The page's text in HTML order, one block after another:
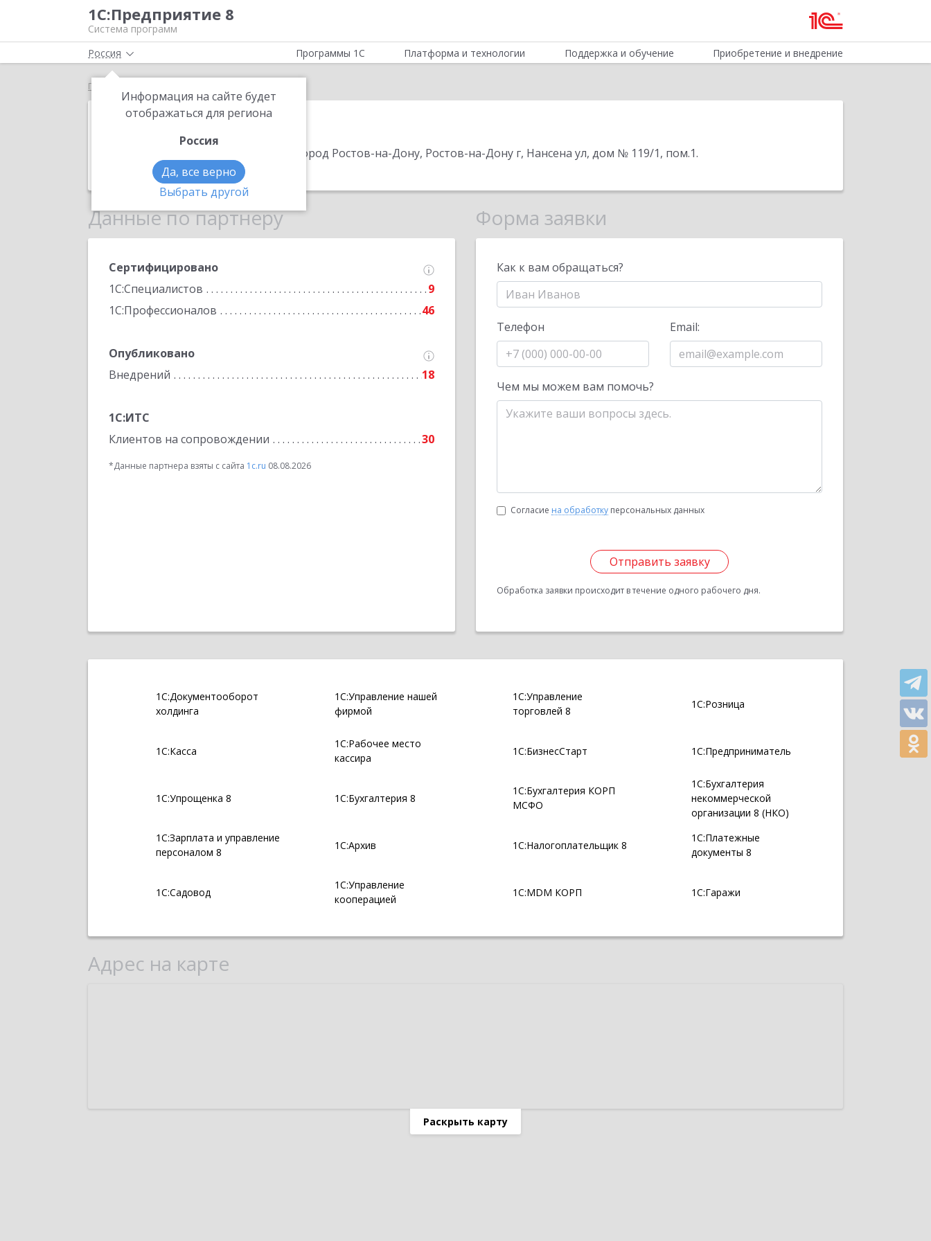
1С:Предприятие 8
Система программ
Россия
Информация на сайте будет
отображаться для региона
Россия
Да, все верно
Выбрать другой
Программы 1С Платформа и технологии Поддержка и обучение Приобретение и внедрение
Главная
Регион-Софт
344038, Ростовская обл, г.о. город Ростов-на-Дону, Ростов-на-Дону г, Нансена ул, дом № 119/1, пом.1.
Телефон: (863) 310-0345
Данные по партнеру
Сертифицировано
1С:Специалистов
9
1С:Профессионалов
46
Опубликовано
Внедрений
18
1С:ИТС
Клиентов на сопровождении
30
*Данные партнера взяты с сайта 1c.ru 08.08.2026
Форма заявки
Как к вам обращаться?
Телефон Email:
Чем мы можем вам помочь?
Согласие на обработку персональных данных
Отправить заявку
Обработка заявки происходит в течение одного рабочего дня.
1С:Документооборот
холдинга
1С:Управление нашей
фирмой
1С:Управление
торговлей 8
1С:Розница
1С:Касса
1С:Рабочее место
кассира
1С:БизнесСтарт 1С:Предприниматель
1С:Упрощенка 8 1С:Бухгалтерия 8
1С:Бухгалтерия КОРП
МСФО
1С:Бухгалтерия
некоммерческой
организации 8 (НКО)
1С:Зарплата и управление
персоналом 8
1С:Архив 1С:Налогоплательщик 8
1С:Платежные
документы 8
1С:Садовод
1С:Управление
кооперацией
1С:MDM КОРП 1С:Гаражи
Адрес на карте
Раскрыть карту